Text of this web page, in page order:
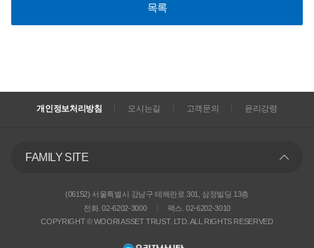
목록
개인정보처리방침 오시는길 고객문의 윤리강령
FAMILY SITE
(06152) 서울특별시 강남구 테헤란로 301, 삼정빌딩 13층
전화. 02-6202-3000
팩스. 02-6202-3010
COPYRIGHT © WOORI ASSET TRUST. LTD. ALL RIGHTS RESERVED